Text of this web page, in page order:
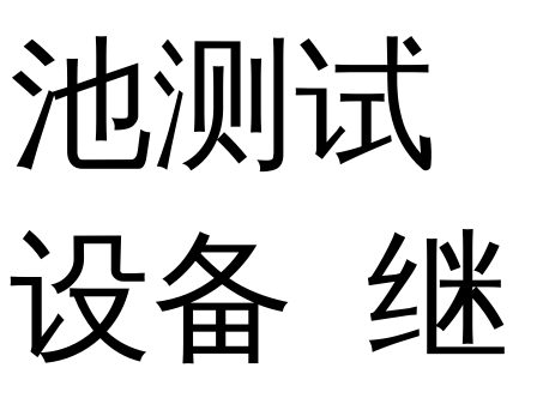
池测试
设备 继